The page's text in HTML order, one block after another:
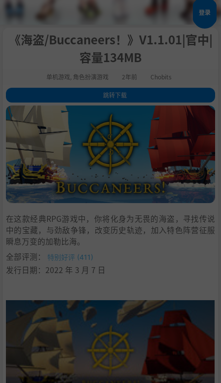
登录
《海盗/Buccaneers！》V1.1.01|官中|
容量134MB
单机游戏 角色扮演游戏 2年前 Chobits
跳转下载
1.关于这款游戏
2.系统需求
支持作者
4. 学习版下载
在这款经典RPG游戏中，你将化身为无畏的海盗，寻找传说
中的宝藏，与劲敌争锋，改变历史轨迹，加入特色阵营征服
瞬息万变的加勒比海。
全部评测：
特别好评 (411)
发行日期：2022 年 3 月 7 日